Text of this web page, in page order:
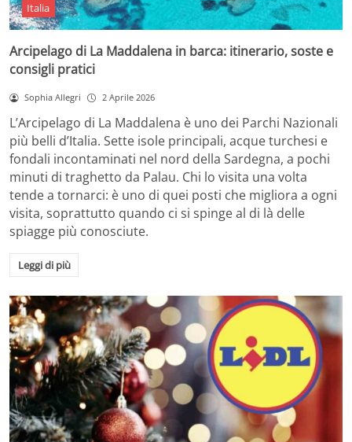
Italia
Arcipelago di La Maddalena in barca: itinerario, soste e
consigli pratici
Sophia Allegri 2 Aprile 2026
L’Arcipelago di La Maddalena è uno dei Parchi Nazionali
più belli d’Italia. Sette isole principali, acque turchesi e
fondali incontaminati nel nord della Sardegna, a pochi
minuti di traghetto da Palau. Chi lo visita una volta
tende a tornarci: è uno di quei posti che migliora a ogni
visita, soprattutto quando ci si spinge al di là delle
spiagge più conosciute.
Leggi di più